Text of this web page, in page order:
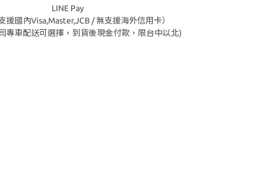
LINE Pay
援國內Visa,Master,JCB / 無支援海外信用卡）
專車配送可選擇，到貨後現金付款，限台中以北)